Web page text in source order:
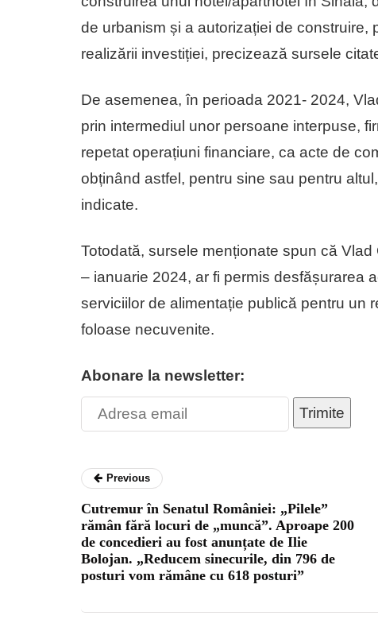
de urbanism și a autorizației de construire,
realizării investiției, precizează sursele
De asemenea, în perioada 2021- 2024,
prin intermediul unor persoane interpuse,
repetat operațiuni financiare, ca acte de
obținând astfel, pentru sine sau pentru
indicate.
Totodată, sursele menționate spun că
– ianuarie 2024, ar fi permis desfășurarea
serviciilor de alimentație publică pentru un
foloase necuvenite.
Abonare la newsletter:
Trimite
Previous
Cutremur în Senatul României: „Pilele”
rămân fără locuri de „muncă”. Aproape 200
de concedieri au fost anunțate de Ilie
Bolojan. „Reducem sinecurile, din 796 de
posturi vom rămâne cu 618 posturi”